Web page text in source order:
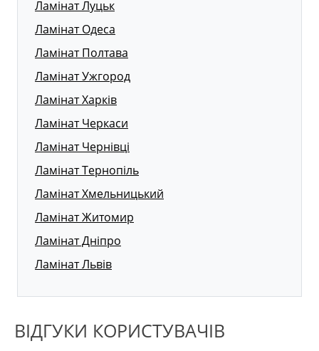
Ламінат Луцьк
Ламінат Одеса
Ламінат Полтава
Ламінат Ужгород
Ламінат Харків
Ламінат Черкаси
Ламінат Чернівці
Ламінат Тернопіль
Ламінат Хмельницький
Ламінат Житомир
Ламінат Дніпро
Ламінат Львів
ВІДГУКИ КОРИСТУВАЧІВ